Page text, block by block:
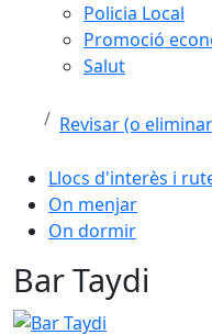
Policia Local
Promoció
Salut
Revisar (o
Llocs d'interès i
On menjar
On dormir
Bar Taydi
Bar Taydi